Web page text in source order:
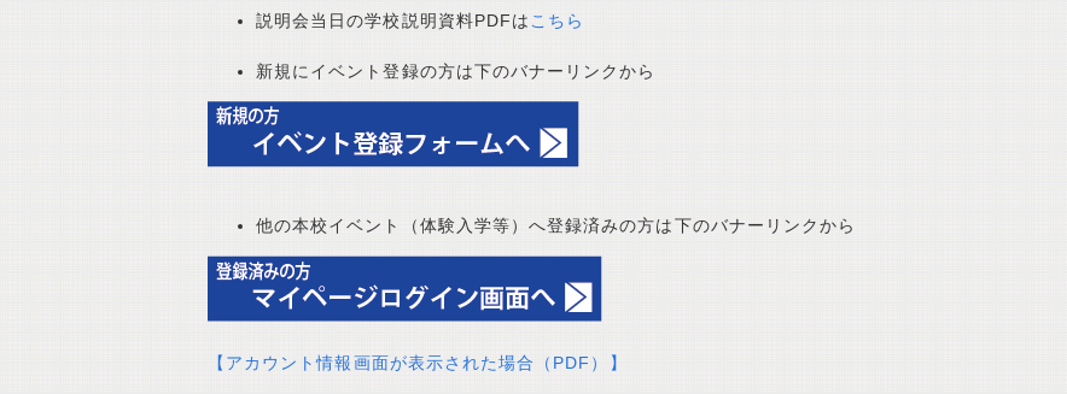
説明会当日の学校説明資料PDFは こちら
新規にイベント登録の方は下のバナーリンクから
他の本校イベント（体験入学等）へ登録済みの方は下のバナーリンクから
【 アカウント情報画面が表示された場合（PDF） 】